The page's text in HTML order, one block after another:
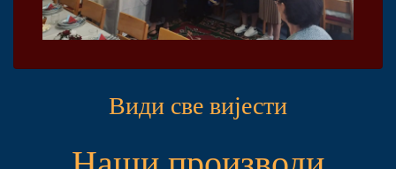
Види све вијести